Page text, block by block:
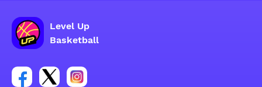
Level Up
Basketball
Link per il gruppo social dell'account Facebook
Link per il gruppo social dell'account Tweeter
Link per il gruppo social dell'account